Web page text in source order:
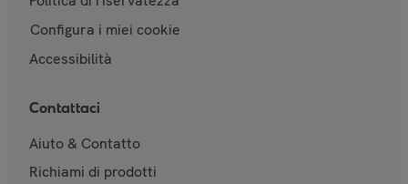
Configura i miei cookie
Accessibilità
Contattaci
Aiuto & Contatto
Richiami di prodotti